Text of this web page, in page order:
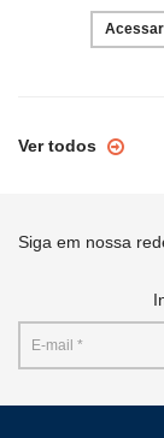
Acessar
Ver todos
Siga em nossa